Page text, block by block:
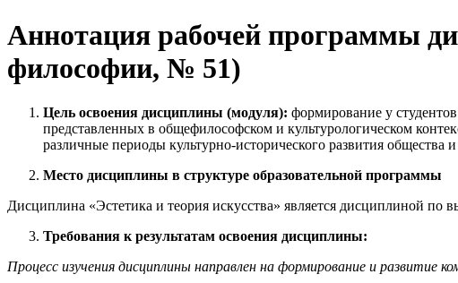
Аннотация рабочей программы
философии, № 51)
Цель освоения дисциплины (модуля): формирование у
представленных в общефилософском и культурологическом
различные периоды культурно-исторического развития общества
Место дисциплины в структуре образовательной программы
Дисциплина «Эстетика и теория искусства» является дисциплиной по
Требования к результатам освоения дисциплины:
Процесс изучения дисциплины направлен на формирование и развитие